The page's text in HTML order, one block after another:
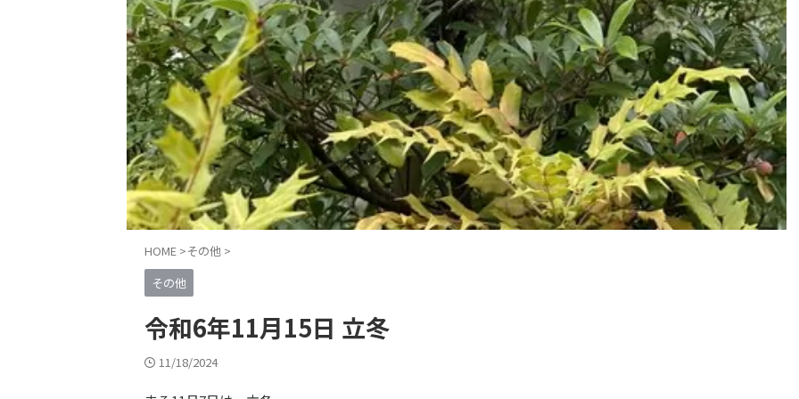
HOME >その他 >
その他
令和6年11月15日 立冬
11/18/2024